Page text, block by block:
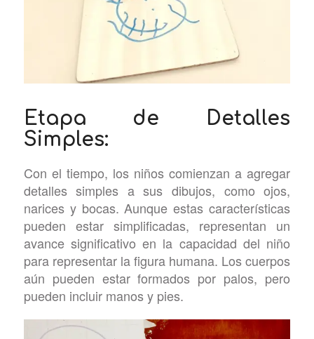
Etapa de Detalles
Simples:
Con el tiempo, los niños comienzan a agregar
detalles simples a sus dibujos, como ojos,
narices y bocas. Aunque estas características
pueden estar simplificadas, representan un
avance significativo en la capacidad del niño
para representar la figura humana. Los cuerpos
aún pueden estar formados por palos, pero
pueden incluir manos y pies.